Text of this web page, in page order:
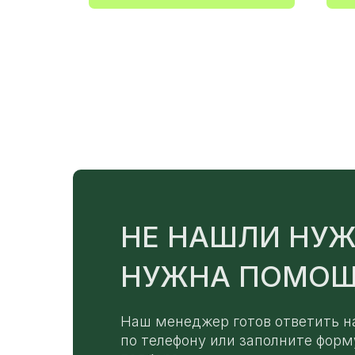
НЕ НАШЛИ
НУЖНА
Наш менеджер готов ответить
по телефону или заполните